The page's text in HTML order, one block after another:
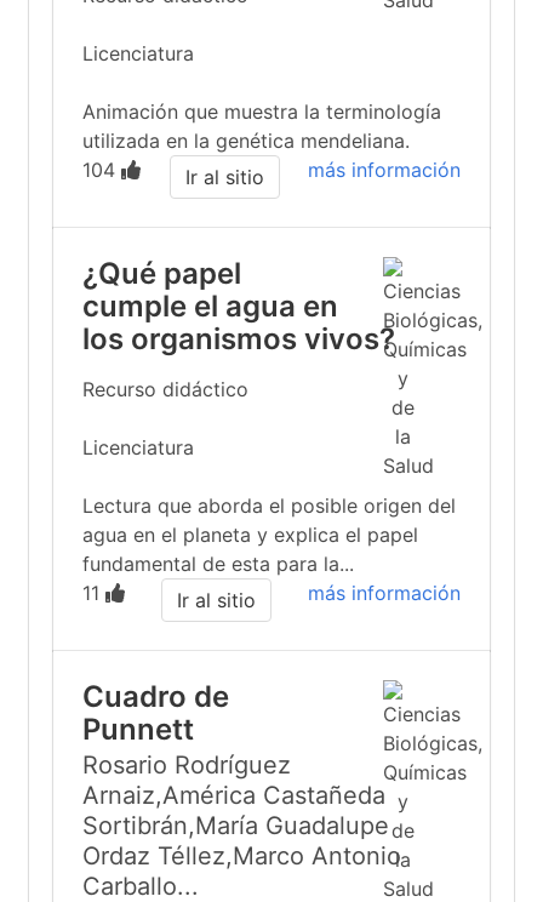
Licenciatura
Animación que muestra la terminología
utilizada en la genética mendeliana.
104
más información
Ir al sitio
¿Qué papel
cumple el agua en
los organismos vivos?
Recurso didáctico
Licenciatura
Lectura que aborda el posible origen del
agua en el planeta y explica el papel
fundamental de esta para la...
11
más información
Ir al sitio
Cuadro de
Punnett
Rosario Rodríguez
Arnaiz,América Castañeda
Sortibrán,María Guadalupe
Ordaz Téllez,Marco Antonio
Carballo...